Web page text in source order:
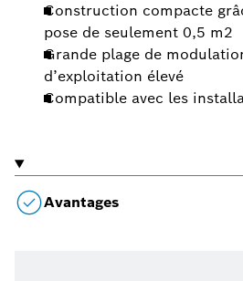
Construction compacte
pose de seulement 0,5 m2
Grande plage de
d’exploitation élevé
Compatible avec les
Avantages